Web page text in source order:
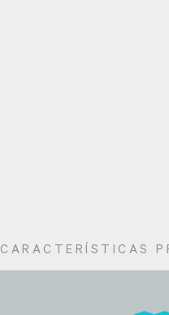
CARACTERÍSTICAS